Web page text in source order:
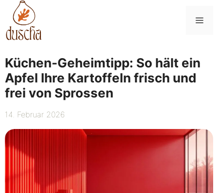
Zum
Inhalt
springen
Küchen-Geheimtipp: So hält ein
Apfel Ihre Kartoffeln frisch und
frei von Sprossen
14. Februar 2026